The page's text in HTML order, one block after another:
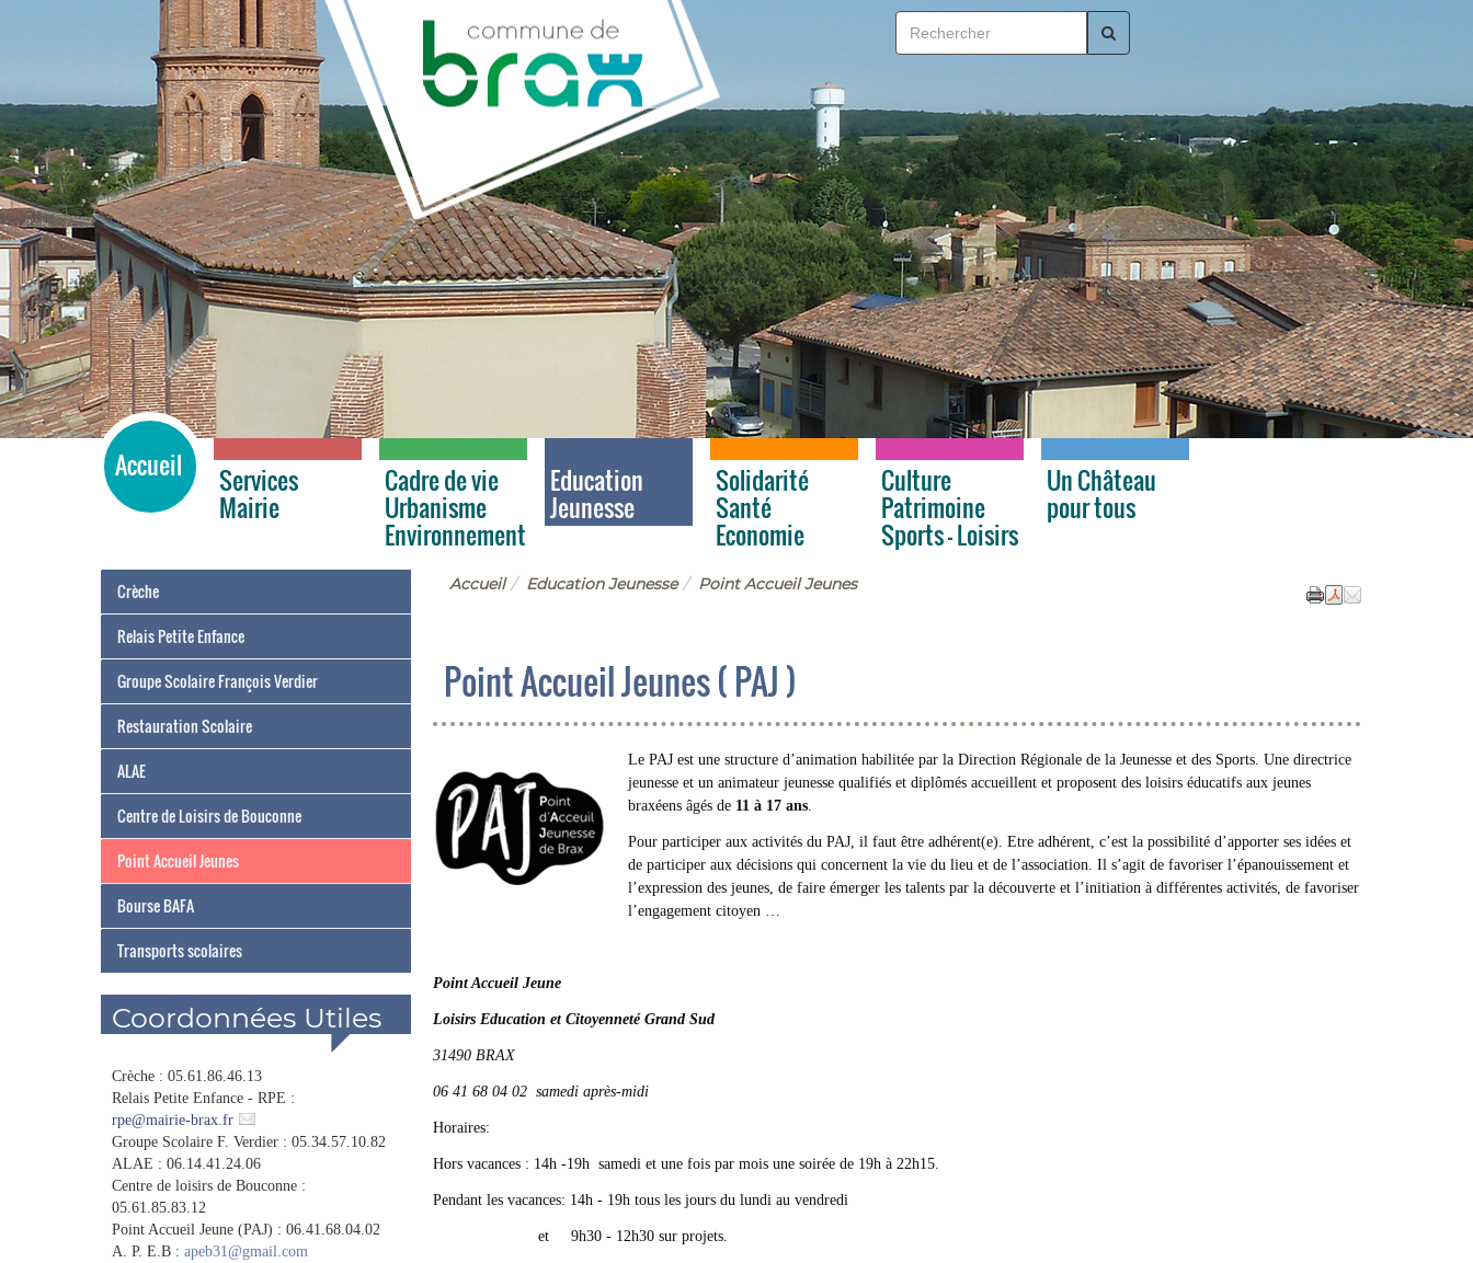
BRAX
Accueil Services
Mairie
Cadre de vie
Urbanisme
Environnement
Education
Jeunesse
Solidarité
Santé
Economie
Culture
Patrimoine
Sports - Loisirs
Un Château
pour tous
Accueil Education Jeunesse Point Accueil Jeunes
Point Accueil Jeunes ( PAJ )
Le PAJ est une structure d’animation habilitée par la Direction Régionale de la Jeunesse et des Sports. Une directrice
jeunesse et un animateur jeunesse qualifiés et diplômés accueillent et proposent des loisirs éducatifs aux jeunes
braxéens âgés de 11 à 17 ans.
Pour participer aux activités du PAJ, il faut être adhérent(e). Etre adhérent, c’est la possibilité d’apporter ses idées et
de participer aux décisions qui concernent la vie du lieu et de l’association. Il s’agit de favoriser l’épanouissement et
l’expression des jeunes, de faire émerger les talents par la découverte et l’initiation à différentes activités, de favoriser
l’engagement citoyen …
Point Accueil Jeune
Loisirs Education et Citoyenneté Grand Sud
31490 BRAX
06 41 68 04 02 samedi après-midi
Horaires:
Hors vacances : 14h -19h samedi et une fois par mois une soirée de 19h à 22h15.
Pendant les vacances: 14h - 19h tous les jours du lundi au vendredi
et 9h30 - 12h30 sur projets.
Crèche
Relais Petite Enfance
Groupe Scolaire François Verdier
Restauration Scolaire
ALAE
Centre de Loisirs de Bouconne
Point Accueil Jeunes
Bourse BAFA
Transports scolaires
Coordonnées Utiles
Crèche : 05.61.86.46.13
Relais Petite Enfance - RPE :
rpe@mairie-brax.fr
Groupe Scolaire F. Verdier : 05.34.57.10.82
ALAE : 06.14.41.24.06
Centre de loisirs de Bouconne :
05.61.85.83.12
Point Accueil Jeune (PAJ) : 06.41.68.04.02
A. P. E.B : apeb31@gmail.com